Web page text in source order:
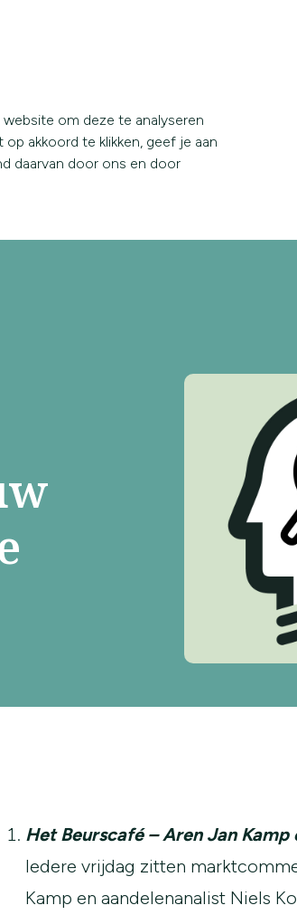
om deze te analyseren
akkoord te klikken, geef je aan
daarvan door ons en door
Het Beurscafé – Aren Jan Kamp
Iedere vrijdag zitten
Kamp en aandelenanalist Niels